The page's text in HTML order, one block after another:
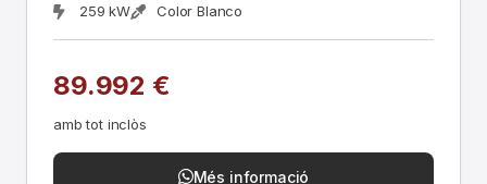
259 kW
Color Blanco
89.992 €
amb tot inclòs
Més informació